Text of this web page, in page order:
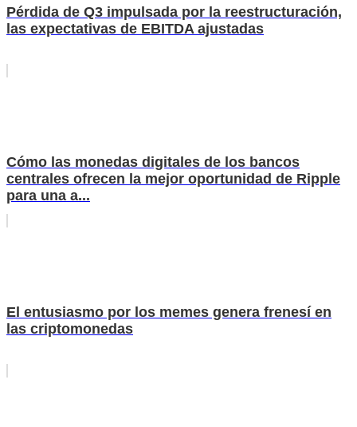
Pérdida de Q3 impulsada por la reestructuración,
las expectativas de EBITDA ajustadas
Cómo las monedas digitales de los bancos
centrales ofrecen la mejor oportunidad de Ripple
para una a...
El entusiasmo por los memes genera frenesí en
las criptomonedas